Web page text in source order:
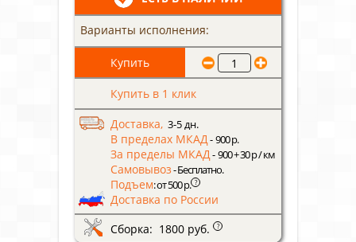
Варианты исполнения:
Купить в 1 клик
Доставка, 3-5 дн.
В пределах МКАД- 900 р.
За пределы МКАД- 900 + 30 р / км
Самовывоз- Бесплатно.
Подъем: от 500 р. ?
Доставка по России
Сборка: 1800 руб.
?